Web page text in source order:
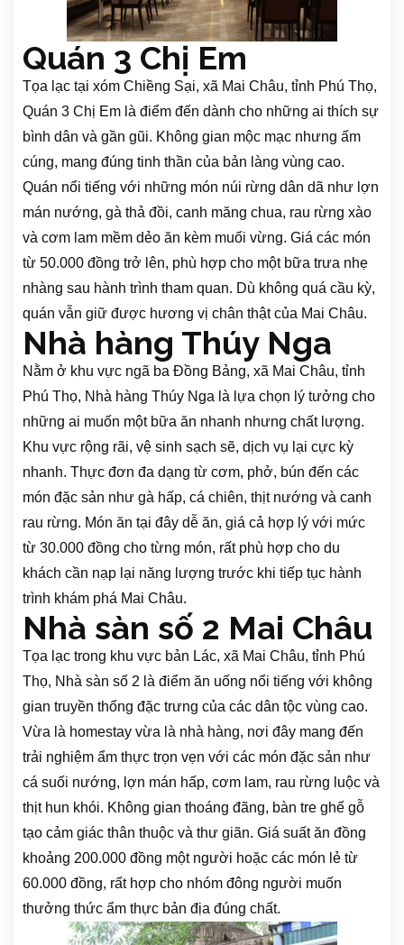
Quán 3 Chị Em
Tọa lạc tại xóm Chiềng Sại, xã Mai Châu, tỉnh Phú Thọ,
Quán 3 Chị Em là điểm đến dành cho những ai thích sự
bình dân và gần gũi. Không gian mộc mạc nhưng ấm
cúng, mang đúng tinh thần của bản làng vùng cao.
Quán nổi tiếng với những món núi rừng dân dã như lợn
mán nướng, gà thả đồi, canh măng chua, rau rừng xào
và cơm lam mềm dẻo ăn kèm muối vừng. Giá các món
từ 50.000 đồng trở lên, phù hợp cho một bữa trưa nhẹ
nhàng sau hành trình tham quan. Dù không quá cầu kỳ,
quán vẫn giữ được hương vị chân thật của Mai Châu.
Nhà hàng Thúy Nga
Nằm ở khu vực ngã ba Đồng Bảng, xã Mai Châu, tỉnh
Phú Thọ, Nhà hàng Thúy Nga là lựa chọn lý tưởng cho
những ai muốn một bữa ăn nhanh nhưng chất lượng.
Khu vực rộng rãi, vệ sinh sạch sẽ, dịch vụ lại cực kỳ
nhanh. Thực đơn đa dạng từ cơm, phở, bún đến các
món đặc sản như gà hấp, cá chiên, thịt nướng và canh
rau rừng. Món ăn tại đây dễ ăn, giá cả hợp lý với mức
từ 30.000 đồng cho từng món, rất phù hợp cho du
khách cần nạp lại năng lượng trước khi tiếp tục hành
trình khám phá Mai Châu.
Nhà sàn số 2 Mai Châu
Tọa lạc trong khu vực bản Lác, xã Mai Châu, tỉnh Phú
Thọ, Nhà sàn số 2 là điểm ăn uống nổi tiếng với không
gian truyền thống đặc trưng của các dân tộc vùng cao.
Vừa là homestay vừa là nhà hàng, nơi đây mang đến
trải nghiệm ẩm thực trọn vẹn với các món đặc sản như
cá suối nướng, lợn mán hấp, cơm lam, rau rừng luộc và
thịt hun khói. Không gian thoáng đãng, bàn tre ghế gỗ
tạo cảm giác thân thuộc và thư giãn. Giá suất ăn đồng
khoảng 200.000 đồng một người hoặc các món lẻ từ
60.000 đồng, rất hợp cho nhóm đông người muốn
thưởng thức ẩm thực bản địa đúng chất.